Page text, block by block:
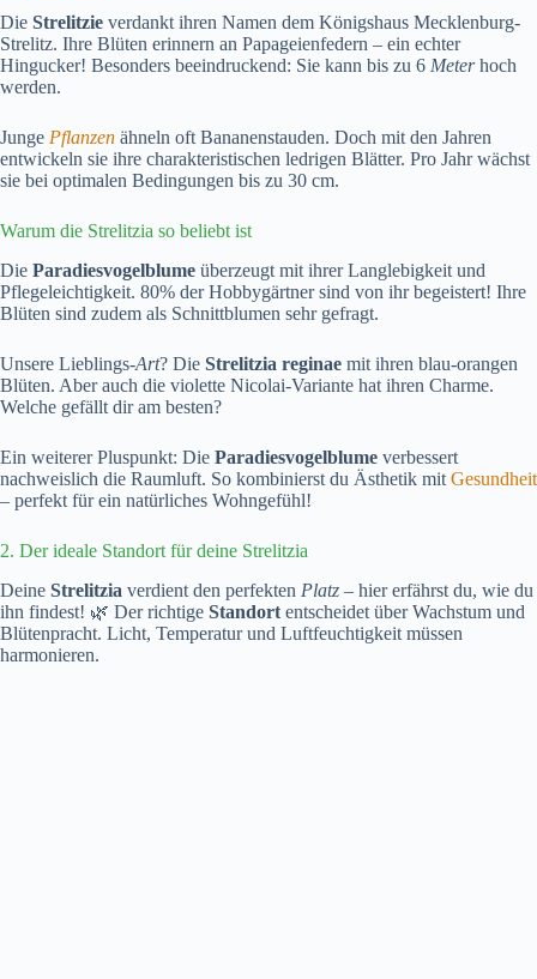
Die Strelitzie verdankt ihren Namen dem Königshaus Mecklenburg-
Strelitz. Ihre Blüten erinnern an Papageienfedern – ein echter
Hingucker! Besonders beeindruckend: Sie kann bis zu 6 Meterhoch
werden.
Junge Pflanzen ähneln oft Bananenstauden. Doch mit den Jahren
entwickeln sie ihre charakteristischen ledrigen Blätter. Pro Jahr wächst
sie bei optimalen Bedingungen bis zu 30 cm.
Warum die Strelitzia so beliebt ist
Die Paradiesvogelblume überzeugt mit ihrer Langlebigkeit und
Pflegeleichtigkeit. 80% der Hobbygärtner sind von ihr begeistert! Ihre
Blüten sind zudem als Schnittblumen sehr gefragt.
Unsere Lieblings-Art? Die Strelitzia reginae mit ihren blau-orangen
Blüten. Aber auch die violette Nicolai-Variante hat ihren Charme.
Welche gefällt dir am besten?
Ein weiterer Pluspunkt: Die Paradiesvogelblume verbessert
nachweislich die Raumluft. So kombinierst du Ästhetik mit Gesundheit
– perfekt für ein natürliches Wohngefühl!
2. Der ideale Standort für deine Strelitzia
Deine Strelitzia verdient den perfekten Platz – hier erfährst du, wie du
ihn findest! 🌿 Der richtige Standort entscheidet über Wachstum und
Blütenpracht. Licht, Temperatur und Luftfeuchtigkeit müssen
harmonieren.